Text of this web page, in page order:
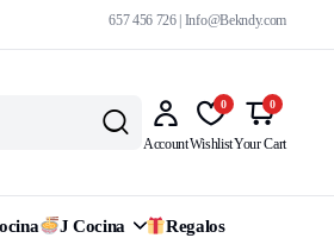
657 456 726 | Info@Bekndy.com
Account
0
Wishlist
0
Your Cart
J Cocina Regalos